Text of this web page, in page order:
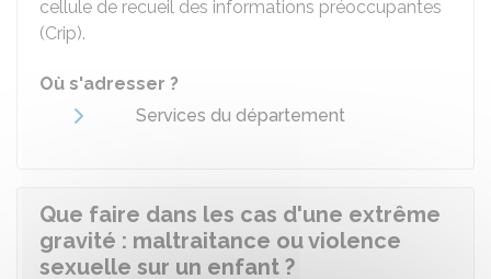
cellule de recueil des informations préoccupantes
(Crip).
Où s'adresser ?
Services du département
Que faire dans les cas d'une extrême
gravité : maltraitance ou violence
sexuelle sur un enfant ?